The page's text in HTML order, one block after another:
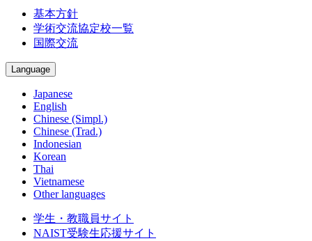
基本方針
学術交流協定校一覧
国際交流
Language
Japanese
English
Chinese (Simpl.)
Chinese (Trad.)
Indonesian
Korean
Thai
Vietnamese
Other languages
学生・教職員サイト
NAIST受験生応援サイト